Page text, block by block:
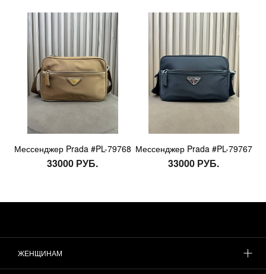
Мессенджер Prada #PL-79768
33000 РУБ.
Мессенджер Prada #PL-79767
33000 РУБ.
ЖЕНЩИНАМ